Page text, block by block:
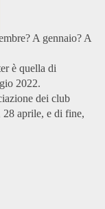
A gennaio? A
è quella di
2022.
dei club
aprile, e di fine,